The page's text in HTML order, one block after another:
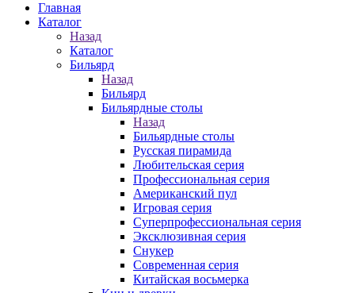
Главная
Каталог
Назад
Каталог
Бильярд
Назад
Бильярд
Бильярдные столы
Назад
Бильярдные столы
Русская пирамида
Любительская серия
Профессиональная серия
Американский пул
Игровая серия
Суперпрофессиональная серия
Эксклюзивная серия
Снукер
Современная серия
Китайская восьмерка